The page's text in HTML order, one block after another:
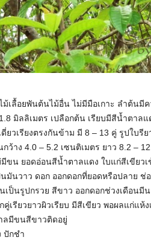
ม้เลื้อยพันต้นไม้อื่น ไม่มีมือเกาะ ลำต้นมี
มิลลิเมตร เปลือกต้น เรียบมีสีน้ำตา
ยวเรียงตรงกันข้าม มี 8 – 13 คู่ รูปใบรี
ว้าง 4.0 – 5.2 เซนติเมตร ยาว 8.2 –
ขน ยอดอ่อนสีน้ำตาลแดง ใบแก่สีเขียว
มันวาว ดอก ออกดอกที่ยอดหรือปลาย ช่
เป็นรูปกรวย สีขาว ออกดอกช่วงเดือนมี
เรียวยาวผิวเรียบ มีสีเขียว พอผลแก่แห้
ลมีขนสีขาวติดอยู่
ปักชำ